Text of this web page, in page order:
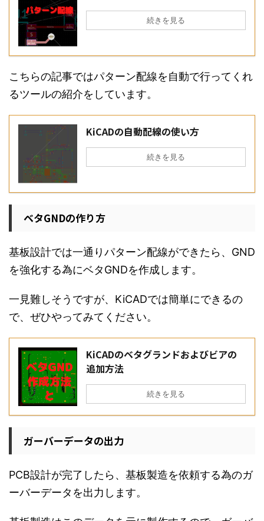
続きを見る
こちらの記事ではパターン配線を自動で行ってくれ
るツールの紹介をしています。
KiCADの自動配線の使い方
続きを見る
ベタGNDの作り方
基板設計では一通りパターン配線ができたら、GND
を強化する為にベタGNDを作成します。
一見難しそうですが、KiCADでは簡単にできるの
で、ぜひやってみてください。
KiCADのベタグランドおよびビアの
追加方法
続きを見る
ガーバーデータの出力
PCB設計が完了したら、基板製造を依頼する為のガ
ーバーデータを出力します。